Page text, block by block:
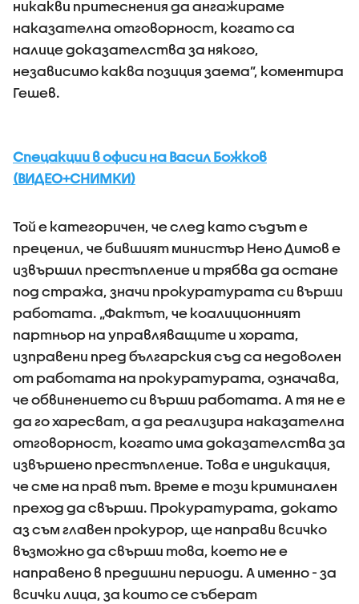
никакви притеснения да ангажираме
наказателна отговорност, когато са
налице доказателства за някого,
независимо каква позиция заема”, коментира
Гешев.
Спецакции в офиси на Васил Божков
(ВИДЕО+СНИМКИ)
Той е категоричен, че след като съдът е
преценил, че бившият министър Нено Димов е
извършил престъпление и трябва да остане
под стража, значи прокуратурата си върши
работата. „Фактът, че коалиционният
партньор на управляващите и хората,
изправени пред българския съд са недоволен
от работата на прокуратурата, означава,
че обвинението си върши работата. А тя не е
да го харесват, а да реализира наказателна
отговорност, когато има доказателства за
извършено престъпление. Това е индикация,
че сме на прав път. Време е този криминален
преход да свърши. Прокуратурата, докато
аз съм главен прокурор, ще направи всичко
възможно да свърши това, което не е
направено в предишни периоди. А именно - за
всички лица, за които се съберат